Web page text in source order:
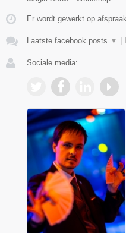
Er wordt gewerkt op afspraak.
Laatste facebook posts ▼ |
Sociale media: